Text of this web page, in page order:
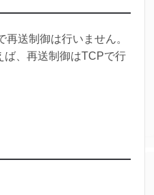
再送制御は行いません。
ば、再送制御はTCPで行